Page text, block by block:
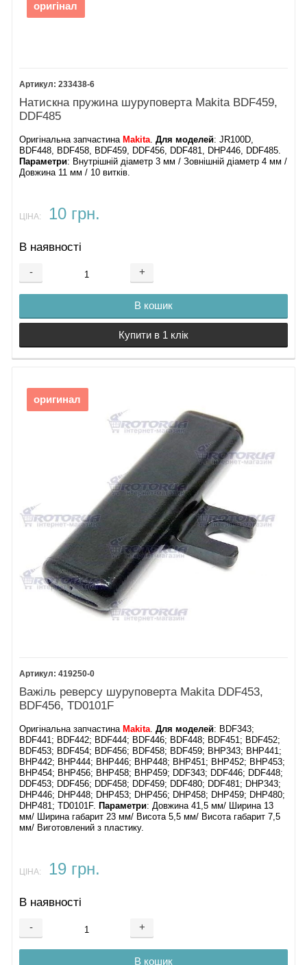
оригінал
233438-6
Натискна пружина шуруповерта Makita BDF459,
DDF485
Оригінальна запчастина Makita.Для моделей: JR100D,
BDF448, BDF458, BDF459, DDF456, DDF481, DHP446, DDF485​​.
Параметри: Внутрішній діаметр 3 мм / Зовнішній діаметр 4 мм /
Довжина 11 мм / 10 витків.
ЦІНА: 10 грн.
В наявності
- +
В кошик
Купити в 1 клік
оригинал
419250-0
Важіль реверсу шуруповерта Makita DDF453,
BDF456, TD0101F
Оригінальна запчастина Makita.Для моделей: BDF343;
BDF441; BDF442; BDF444; BDF446; BDF448; BDF451; BDF452;
BDF453; BDF454; BDF456; BDF458; BDF459; BHP343; BHP441;
BHP442; BHP444; BHP446; BHP448; BHP451; BHP452; BHP453;
BHP454; BHP456; BHP458; BHP459; DDF343; DDF446; DDF448;
DDF453; DDF456; DDF458; DDF459; DDF480; DDF481; DHP343;
DHP446; DHP448; DHP453; DHP456; DHP458; DHP459; DHP480;
DHP481; TD0101F. Параметри: Довжина 41,5 мм/ Ширина 13
мм/ Ширина габарит 23 мм/ Висота 5,5 мм/ Висота габарит 7,5
мм/ Виготовлений з пластику.
ЦІНА: 19 грн.
В наявності
- +
В кошик